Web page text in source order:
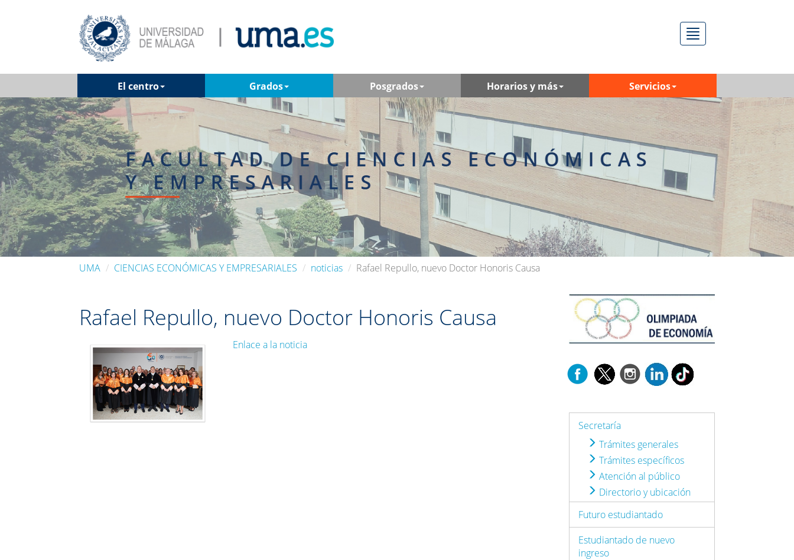
Menú
El centro Grados Posgrados Horarios y más Servicios
UMA CIENCIAS ECONÓMICAS Y EMPRESARIALES noticias Rafael Repullo, nuevo Doctor Honoris Causa
Rafael Repullo, nuevo Doctor Honoris Causa
Enlace a la noticia
Secretaría
Trámites generales
Trámites específicos
Atención al público
Directorio y ubicación
Futuro estudiantado
Estudiantado de nuevo
ingreso